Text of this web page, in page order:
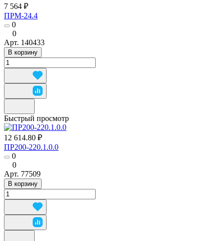
7 564 ₽
ПРМ-24.4
0
0
Арт. 140433
В корзину
Быстрый просмотр
12 614.80 ₽
ПР200-220.1.0.0
0
0
Арт. 77509
В корзину